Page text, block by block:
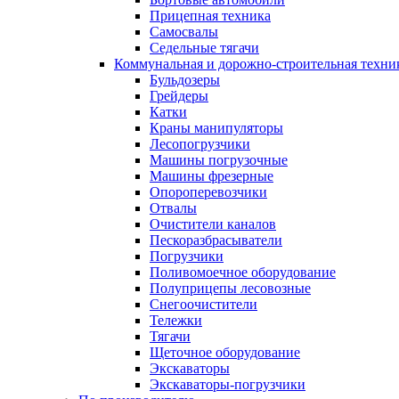
Прицепная техника
Самосвалы
Седельные тягачи
Коммунальная и дорожно-строительная
Бульдозеры
Грейдеры
Катки
Краны манипуляторы
Лесопогрузчики
Машины погрузочные
Машины фрезерные
Опороперевозчики
Отвалы
Очистители каналов
Пескоразбрасыватели
Погрузчики
Поливомоечное оборудование
Полуприцепы лесовозные
Снегоочистители
Тележки
Тягачи
Щеточное оборудование
Экскаваторы
Экскаваторы-погрузчики